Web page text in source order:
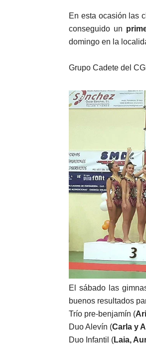
En esta ocasión las
conseguido un
domingo en la
Grupo Cadete del
El sábado las
buenos resultados
Trío pre-benjamín (
Duo Alevín (Carla y
Duo Infantil (Laia,